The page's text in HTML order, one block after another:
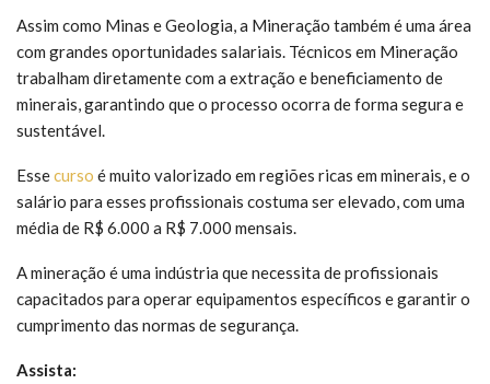
Assim como Minas e Geologia, a Mineração também é uma área
com grandes oportunidades salariais. Técnicos em Mineração
trabalham diretamente com a extração e beneficiamento de
minerais, garantindo que o processo ocorra de forma segura e
sustentável.
Essecurso é muito valorizado em regiões ricas em minerais, e o
salário para esses profissionais costuma ser elevado, com uma
média de R$ 6.000 a R$ 7.000 mensais.
A mineração é uma indústria que necessita de profissionais
capacitados para operar equipamentos específicos e garantir o
cumprimento das normas de segurança.
Assista: